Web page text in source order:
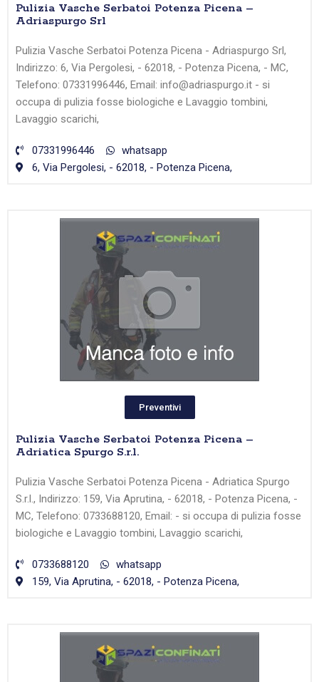
Pulizia Vasche Serbatoi Potenza Picena –
Adriaspurgo Srl
Pulizia Vasche Serbatoi Potenza Picena - Adriaspurgo Srl,
Indirizzo: 6, Via Pergolesi, - 62018, - Potenza Picena, - MC,
Telefono: 07331996446, Email: info@adriaspurgo.it - si
occupa di pulizia fosse biologiche e Lavaggio tombini,
Lavaggio scarichi,
07331996446
whatsapp
6, Via Pergolesi, - 62018, - Potenza Picena,
Preventivi
Pulizia Vasche Serbatoi Potenza Picena –
Adriatica Spurgo S.r.l.
Pulizia Vasche Serbatoi Potenza Picena - Adriatica Spurgo
S.r.l., Indirizzo: 159, Via Aprutina, - 62018, - Potenza Picena, -
MC, Telefono: 0733688120, Email: - si occupa di pulizia fosse
biologiche e Lavaggio tombini, Lavaggio scarichi,
0733688120
whatsapp
159, Via Aprutina, - 62018, - Potenza Picena,